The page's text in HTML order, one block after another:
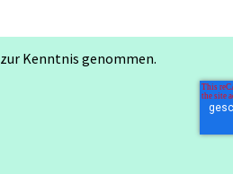
zur Kenntnis genommen.